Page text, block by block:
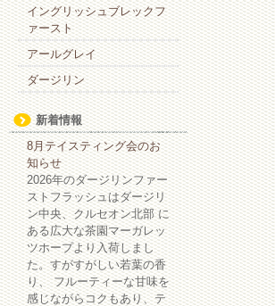
イングリッシュブレックフ
ァースト
アールグレイ
ダージリン
新着情報
8月テイスティング会のお
知らせ
2026年のダージリンファー
ストフラッシュはダージリ
ン中央、クルセオン北部 に
ある広大な茶園マーガレッ
ツホープより入荷しまし
た。すがすがしい若葉の香
り、 フルーティーな甘味を
感じながらコクもあり、テ